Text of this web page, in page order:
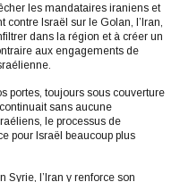
les mandataires iraniens et
contre Israël sur le Golan, l’Iran,
dans la région et à créer un
aux engagements de
portes, toujours sous couverture
sans aucune
le processus de
pour Israël beaucoup plus
Syrie, l’Iran y renforce son